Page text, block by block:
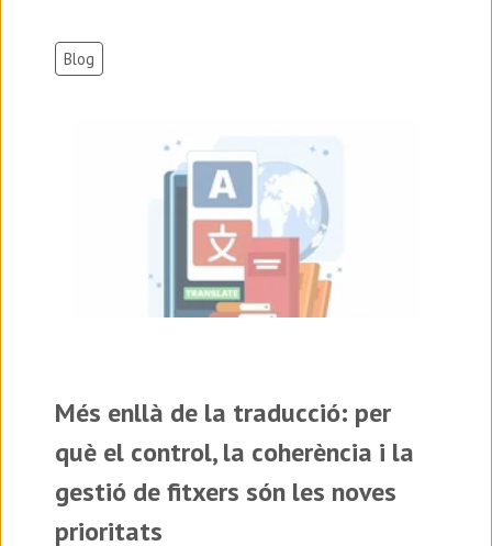
Blog
Més enllà de la traducció: per
què el control, la coherència i la
gestió de fitxers són les noves
prioritats